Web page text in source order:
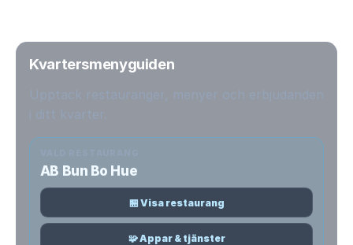
Kvartersmenyguiden
AB Bun Bo Hue
🏪 Visa restaurang
🧩 Appar & tjänster